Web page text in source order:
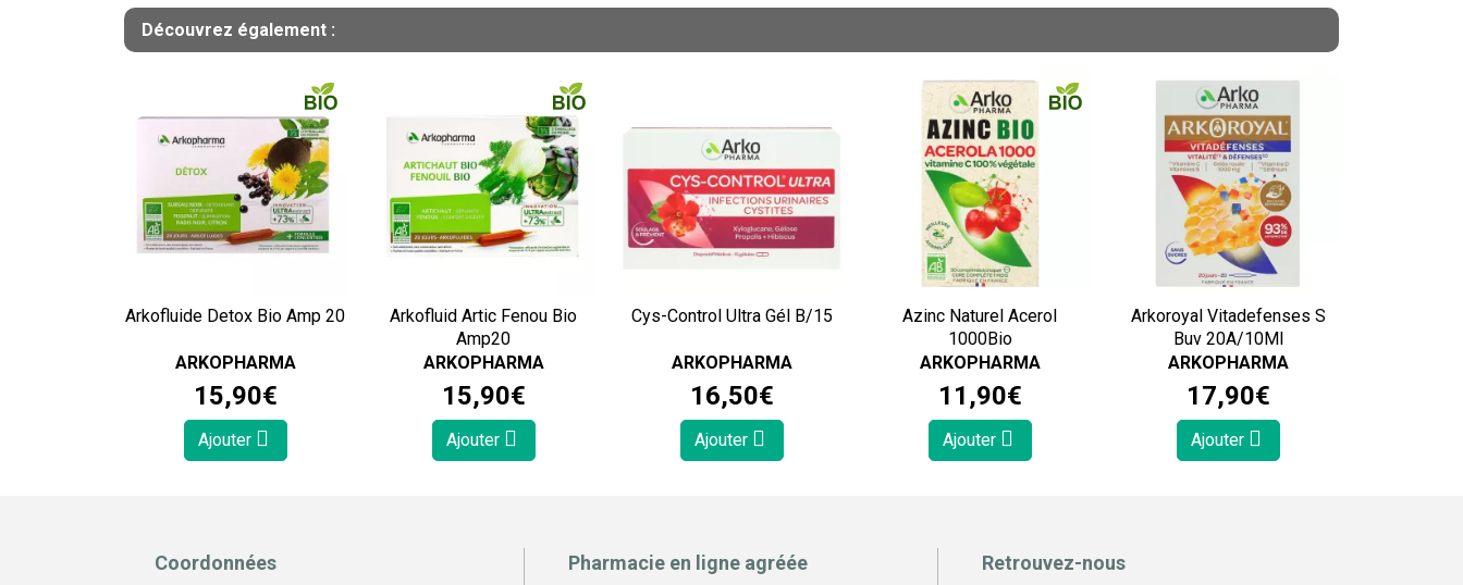
Découvrez également :
Arkofluide Detox Bio Amp 20
ARKOPHARMA
15,90€
Ajouter
Arkofluid Artic Fenou Bio
Amp20
ARKOPHARMA
15,90€
Ajouter
Cys-Control Ultra Gél B/15
ARKOPHARMA
16,50€
Ajouter
Azinc Naturel Acerol
1000Bio
ARKOPHARMA
11 ,90€
Ajouter
Arkoroyal Vitadefenses S
Buv 20A/10Ml
ARKOPHARMA
17,90€
Ajouter
Coordonnées Pharmacie en ligne agréée Retrouvez-nous